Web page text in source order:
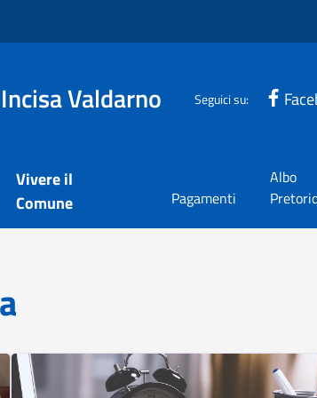
Valdarno Seguici su:
Vivere il
Comune
Pagamenti
Albo